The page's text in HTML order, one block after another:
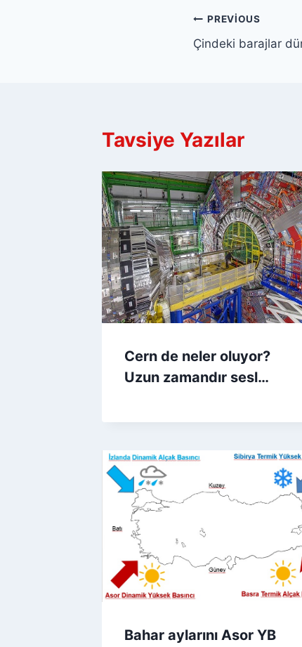
Yazı
gezinmesi
PREVIOUS
Çindeki barajlar
Tavsiye Yazılar
Cern de neler oluyor?
Uzun zamandır sesl…
Bahar aylarını Asor YB